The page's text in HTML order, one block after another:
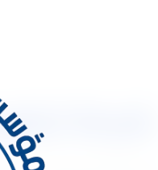
شركة تنظيف بالرياض